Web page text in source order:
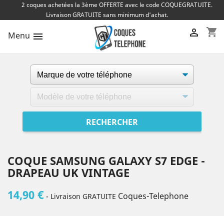
2 coques achetées la 3ème OFFERTE avec le code COQUEGRATUITE.
Livraison GRATUITE sans minimum d'achat.
Menu  shopping_cart

COQUE SAMSUNG GALAXY S7 EDGE -
DRAPEAU UK VINTAGE
14,90 € - Livraison GRATUITE Coques-Telephone